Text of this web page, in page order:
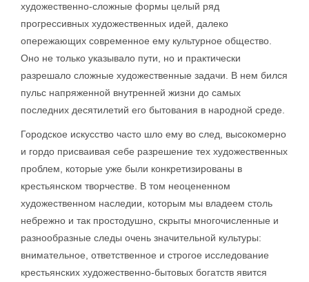
художественно-сложные формы целый ряд
прогрессивных художественных идей, далеко
опережающих современное ему культурное общество.
Оно не только указывало пути, но и практически
разрешало сложные художественные задачи. В нем бился
пульс напряженной внутренней жизни до самых
последних десятилетий его бытования в народной среде.
Городское искусство часто шло ему во след, высокомерно
и гордо присваивая себе разрешение тех художественных
проблем, которые уже были конкретизированы в
крестьянском творчестве. В том неоцененном
художественном наследии, которым мы владеем столь
небрежно и так простодушно, скрыты многочисленные и
разнообразные следы очень значительной культуры:
внимательное, ответственное и строгое исследование
крестьянских художественно-бытовых богатств явится